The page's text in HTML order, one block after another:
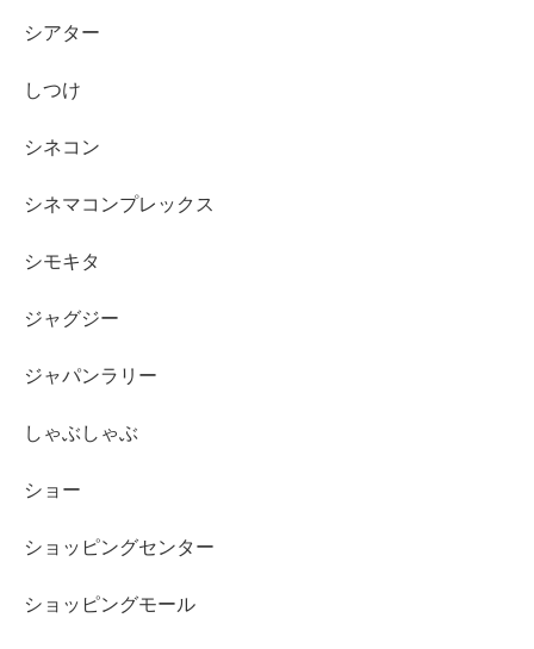
シアター
しつけ
シネコン
シネマコンプレックス
シモキタ
ジャグジー
ジャパンラリー
しゃぶしゃぶ
ショー
ショッピングセンター
ショッピングモール